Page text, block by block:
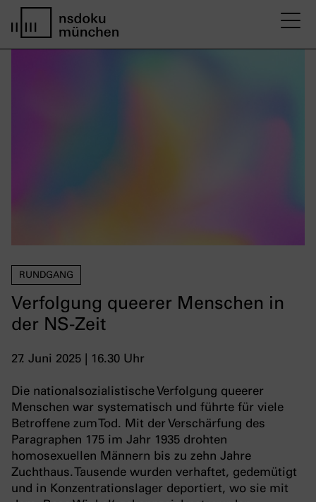
RUNDGANG
Verfolgung queerer Menschen in
der NS-Zeit
27. Juni 2025 | 16.30 Uhr
Die nationalsozialistische Verfolgung queerer
Menschen war systematisch und führte für viele
Betroffene zum Tod. Mit der Verschärfung des
Paragraphen 175 im Jahr 1935 drohten
homosexuellen Männern bis zu zehn Jahre
Zuchthaus. Tausende wurden verhaftet, gedemütigt
und in Konzentrationslager deportiert, wo sie mit